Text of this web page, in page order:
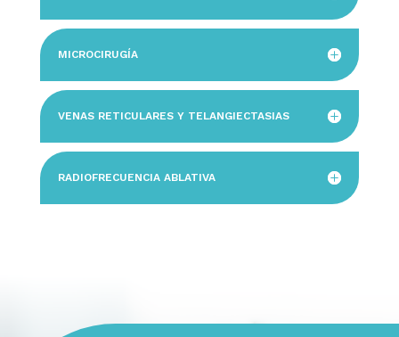
MICROCIRUGÍA
VENAS RETICULARES Y TELANGIECTASIAS
RADIOFRECUENCIA ABLATIVA